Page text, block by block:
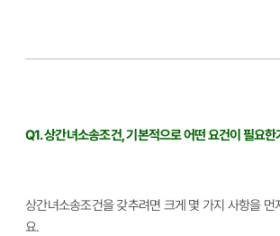
Q1. 상간녀소송조건, 기본적으로 어떤 요건이 필요한
상간녀소송조건을 갖추려면 크게 몇 가지 사항을 먼
요.